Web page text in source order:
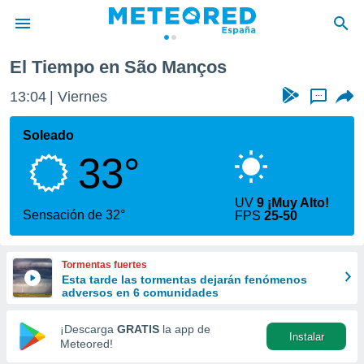
de
por
que se
calidad.
a este
las
y
forma
digital
basada
El Tiempo en São Manços
13:04 Viernes ...
Soleado
33°
Sensación de 32°
UV9 ¡Muy Alto!
FPS25-50
Tormentas fuertes
Esta tarde las tormentas dejarán fenómenos
adversos en 6 comunidades
¡Descarga GRATIS la app de
Meteored!
Instalar